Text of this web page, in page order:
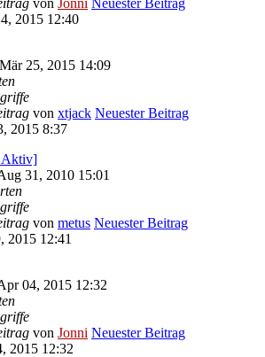
2015 12:40
25, 2015 14:09
von xtjack Neuester Beitrag
2015 8:37
Aktiv]
31, 2010 15:01
von metus Neuester Beitrag
2015 12:41
04, 2015 12:32
von Jonni Neuester Beitrag
2015 12:32